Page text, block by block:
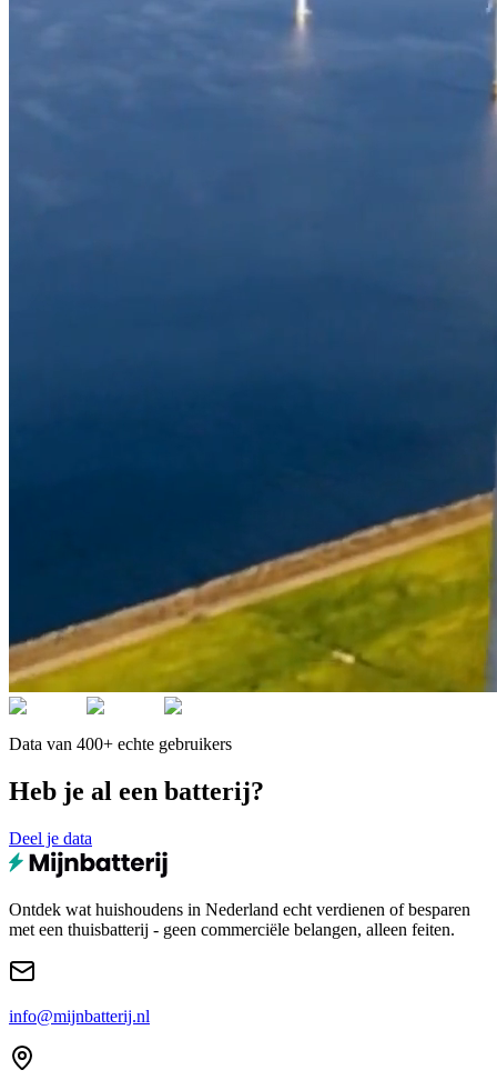
Data van 400+ echte gebruikers
Heb je al een batterij?
Deel je data
Ontdek wat huishoudens in Nederland echt verdienen of besparen
met een thuisbatterij - geen commerciële belangen, alleen feiten.
info@mijnbatterij.nl